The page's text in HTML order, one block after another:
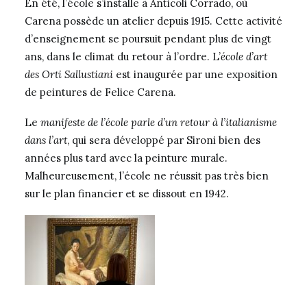
En été, l’école s’installe à Anticoli Corrado, où
Carena possède un atelier depuis 1915. Cette activité
d’enseignement se poursuit pendant plus de vingt
ans, dans le climat du retour à l’ordre. L’école d’art
des Orti Sallustiani est inaugurée par une exposition
de peintures de Felice Carena.
Le manifeste de l’école parle d’un retour à l’italianisme
dans l’art, qui sera développé par Sironi bien des
années plus tard avec la peinture murale.
Malheureusement, l’école ne réussit pas très bien
sur le plan financier et se dissout en 1942.